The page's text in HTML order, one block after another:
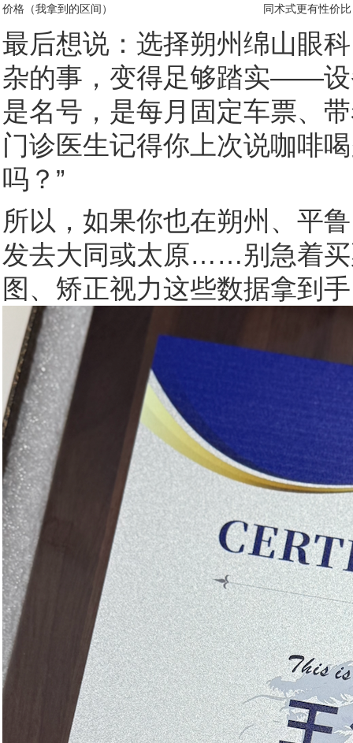
价格（我拿到的区间）
同术式更有性价
最后想说：选择朔州绵山眼
杂的事，变得足够踏实——设
是名号，是每月固定车票、
门诊医生记得你上次说咖啡
吗？”
所以，如果你也在朔州、平
发去大同或太原……别急着买
图、矫正视力这些数据拿到